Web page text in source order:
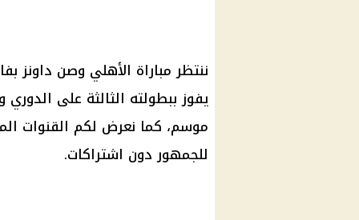
ننتظر مباراة الأهلي وصن داونز
يفوز ببطولته الثالثة على
موسم، كما نعرض لكم القنوات
للجمهور دون اشتراكات.